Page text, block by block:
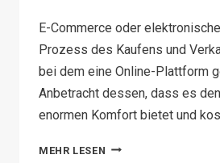
E-Commerce oder
Prozess des Kaufens und
bei dem eine Online-Plattform
Anbetracht dessen, dass es
enormen Komfort bietet und
MEHR LESEN WAS